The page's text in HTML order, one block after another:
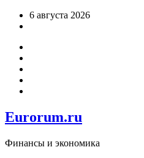
Перейти6 августа 2026
Eurorum.ru
Финансы и экономика